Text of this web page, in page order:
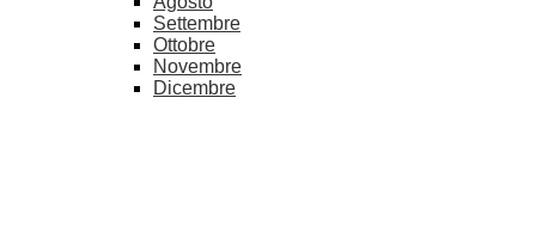
Settembre
Ottobre
Novembre
Dicembre